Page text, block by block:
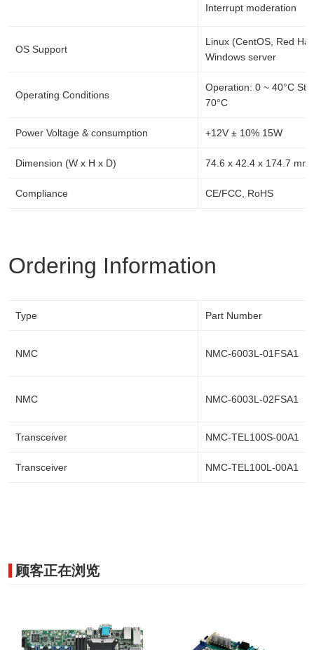
Interrupt moderation
OS Support
Linux (CentOS, Red
Windows server
Operating Conditions
Operation: 0 ~ 40°C
70°C
Power Voltage & consumption +12V ± 10% 15W
Dimension (W x H x D) 74.6 x 42.4 x 174.7 mm
Compliance CE/FCC, RoHS
Ordering Information
Type Part Number
NMC NMC-6003L-01FSA1
NMC NMC-6003L-02FSA1
Transceiver NMC-TEL100S-00A1
Transceiver NMC-TEL100L-00A1
顾客正在浏览